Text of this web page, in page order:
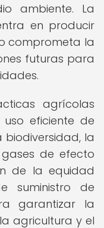
ambiente. La
en producir
comprometa la
futuras para
agrícolas
uso eficiente de
biodiversidad, la
de efecto
de la equidad
suministro de
garantizar la
agricultura y el